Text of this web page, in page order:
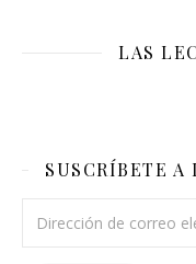
LAS
SUSCRÍBETE A